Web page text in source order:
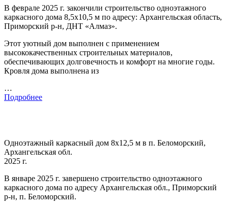
В феврале 2025 г. закончили строительство одноэтажного
каркасного дома 8,5х10,5 м по адресу: Архангельская область,
Приморский р-н, ДНТ «Алмаз».
Этот уютный дом выполнен с применением
высококачественных строительных материалов,
обеспечивающих долговечность и комфорт на многие годы.
Кровля дома выполнена из
…
Подробнее
Одноэтажный каркасный дом 8х12,5 м в п. Беломорский,
Архангельская обл.
2025 г.
В январе 2025 г. завершено строительство одноэтажного
каркасного дома по адресу Архангельская обл., Приморский
р-н, п. Беломорский.